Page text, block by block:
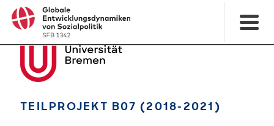
TEILPROJEKT B07 (2018-2021)